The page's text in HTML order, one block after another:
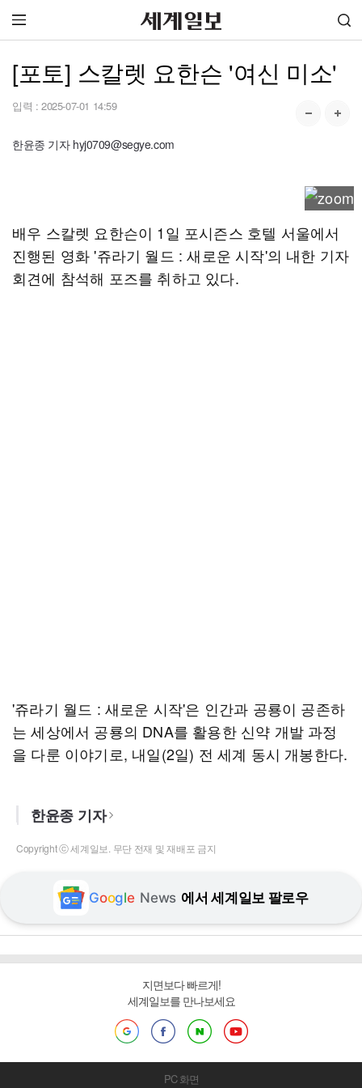
[포토] 스칼렛 요한슨 '여신 미소'
입력 : 2025-07-01 14:59
한윤종 기자 hyj0709@segye.com
배우 스칼렛 요한슨이 1일 포시즌스 호텔 서울에서
진행된 영화 '쥬라기 월드 : 새로운 시작'의 내한 기자
회견에 참석해 포즈를 취하고 있다.
'쥬라기 월드 : 새로운 시작'은 인간과 공룡이 공존하
는 세상에서 공룡의 DNA를 활용한 신약 개발 과정
을 다룬 이야기로, 내일(2일) 전 세계 동시 개봉한다.
한윤종 기자
Copyright ⓒ 세계일보. 무단 전재 및 재배포 금지
Google News 에서 세계일보 팔로우
지면보다 빠르게!
세계일보를 만나보세요
PC 화면